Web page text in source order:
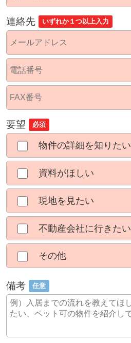
連絡先 いずれか１つ以上入力
要望 必須
物件の詳細を知りたい
資料がほしい
現地を見たい
不動産会社に行きたい
その他
備考 任意